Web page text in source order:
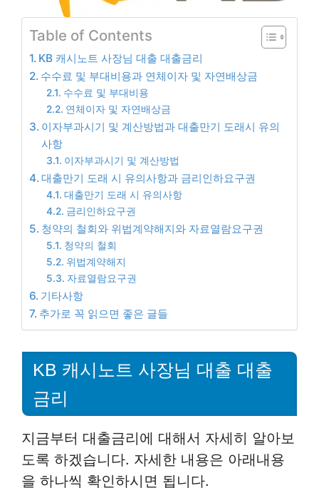
Table of Contents
KB 캐시노트 사장님 대출 대출금리
수수료 및 부대비용과 연체이자 및 자연배상금
수수료 및 부대비용
연체이자 및 자연배상금
이자부과시기 및 계산방법과 대출만기 도래시 유의
사항
이자부과시기 및 계산방법
대출만기 도래 시 유의사항과 금리인하요구권
대출만기 도래 시 유의사항
금리인하요구권
청약의 철회와 위법계약해지와 자료열람요구권
청약의 철회
위법계약해지
자료열람요구권
기타사항
추가로 꼭 읽으면 좋은 글들
KB 캐시노트 사장님 대출 대출
금리
지금부터 대출금리에 대해서 자세히 알아보
도록 하겠습니다. 자세한 내용은 아래내용
을 하나씩 확인하시면 됩니다.